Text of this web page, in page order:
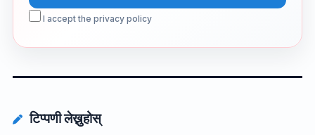
I accept the privacy policy
टिप्पणी लेख्नुहोस्